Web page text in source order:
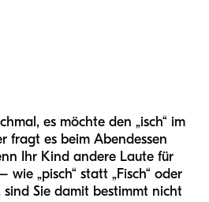
es möchte den „isch“ im
fragt es beim Abendessen
Ihr Kind andere Laute für
wie „pisch“ statt „Fisch“ oder
sind Sie damit bestimmt nicht